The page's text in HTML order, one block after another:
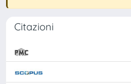
Citazioni